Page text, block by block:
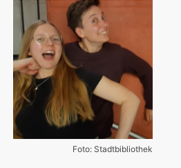
Foto: Stadtbibliothek